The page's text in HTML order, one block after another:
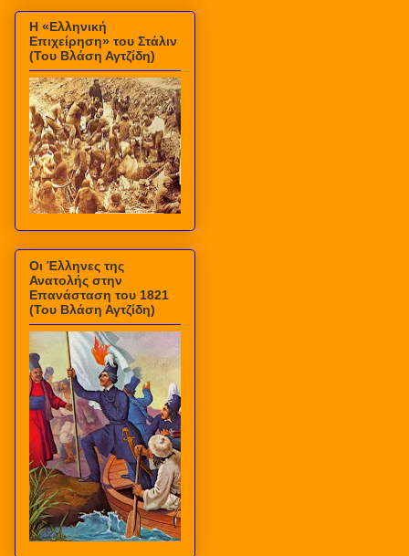
Η «Ελληνική
Επιχείρηση» του Στάλιν
(Του Βλάση Αγτζίδη)
Οι Έλληνες της
Ανατολής στην
Επανάσταση του 1821
(Του Βλάση Αγτζίδη)